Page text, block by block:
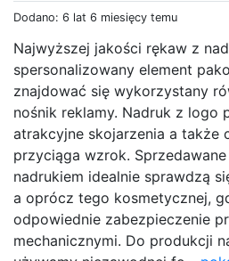
Dodano: 6 lat 6 miesięcy temu
Najwyższej jakości rękaw z
spersonalizowany element
znajdować się wykorzystany
nośnik reklamy. Nadruk z logo
atrakcyjne skojarzenia a także
przyciąga wzrok.
nadrukiem idealnie sprawdzą
a oprócz tego kosmetycznej,
odpowiednie zabezpieczenie
mechanicznymi. Do produkcji